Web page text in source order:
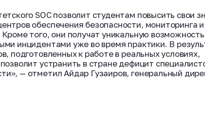
SOC позволит студентам повысить свои
обеспечения безопасности, мониторинга и
того, они получат уникальную возможность
инцидентами уже во время практики. В
подготовленных к работе в реальных условиях,
устранить в стране дефицит
— отметил Айдар Гузаиров, генеральный